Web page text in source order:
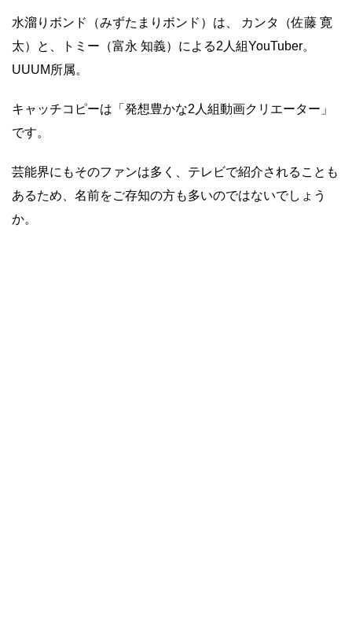
水溜りボンド（みずたまりボンド）は、 カンタ（佐藤 寛
太）と、トミー（富永 知義）による2人組YouTuber。
UUUM所属。
キャッチコピーは「発想豊かな2人組動画クリエーター」
です。
芸能界にもそのファンは多く、テレビで紹介されることも
あるため、名前をご存知の方も多いのではないでしょう
か。